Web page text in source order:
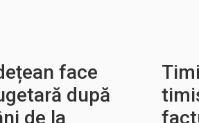
face
după
de la